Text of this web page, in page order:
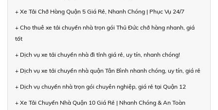
+ Xe Tải Chở Hàng Quận 5 Giá Rẻ, Nhanh Chóng | Phục Vụ 24/7
+ Cho thuê xe tải chuyển nhà trọn gói Thủ Đức chở hàng nhanh, giá
tốt
+ Dịch vụ xe tải chuyển nhà đi tỉnh giá rẻ, uy tín, nhanh chóng!
+ Dịch vụ xe tải chuyển nhà quận Tân Bình nhanh chóng, uy tín, giá rẻ
+ Dịch vụ chuyển nhà trọn gói chuyên nghiệp, giá rẻ tại Quận 12
+ Xe Tải Chuyển Nhà Quận 10 Giá Rẻ | Nhanh Chóng & An Toàn